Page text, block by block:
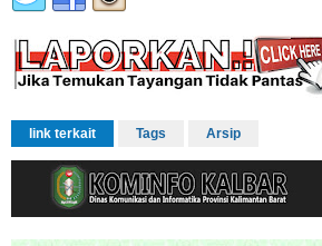
link terkait Tags Arsip